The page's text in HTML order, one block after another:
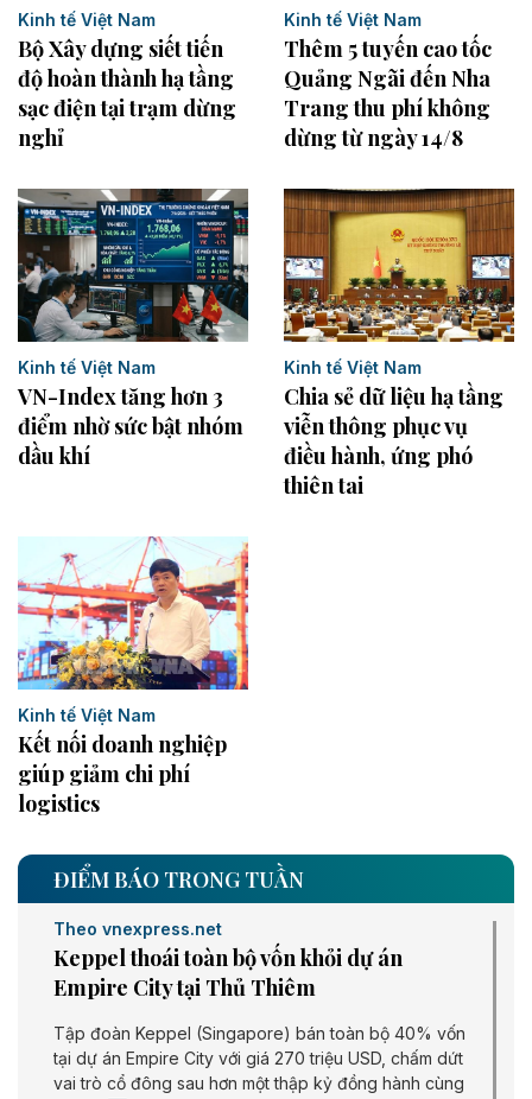
Kinh tế Việt Nam
Bộ Xây dựng siết tiến
độ hoàn thành hạ tầng
sạc điện tại trạm dừng
nghỉ
Kinh tế Việt Nam
Thêm 5 tuyến cao tốc
Quảng Ngãi đến Nha
Trang thu phí không
dừng từ ngày 14/8
Kinh tế Việt Nam
VN-Index tăng hơn 3
điểm nhờ sức bật nhóm
dầu khí
Kinh tế Việt Nam
Chia sẻ dữ liệu hạ tầng
viễn thông phục vụ
điều hành, ứng phó
thiên tai
Kinh tế Việt Nam
Kết nối doanh nghiệp
giúp giảm chi phí
logistics
ĐIỂM BÁO TRONG TUẦN
Theo vnexpress.net
Keppel thoái toàn bộ vốn khỏi dự án
Empire City tại Thủ Thiêm
Tập đoàn Keppel (Singapore) bán toàn bộ 40% vốn
tại dự án Empire City với giá 270 triệu USD, chấm dứt
vai trò cổ đông sau hơn một thập kỷ đồng hành cùng